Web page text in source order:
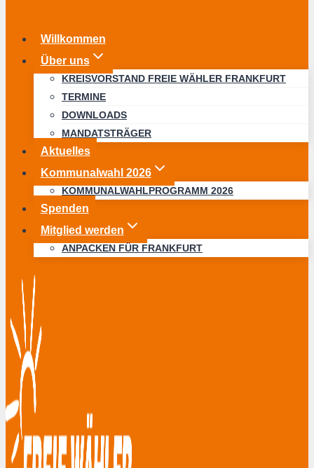
Willkommen
Über uns
KREISVORSTAND FREIE WÄHLER FRANKFURT
TERMINE
DOWNLOADS
MANDATSTRÄGER
Aktuelles
Kommunalwahl 2026
KOMMUNALWAHLPROGRAMM 2026
Spenden
Mitglied werden
ANPACKEN FÜR FRANKFURT